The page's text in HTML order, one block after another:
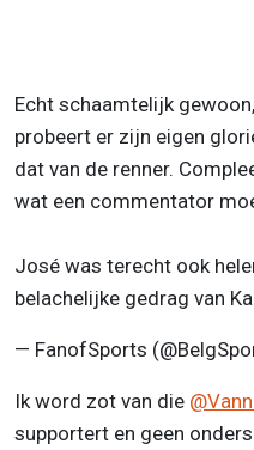
Echt schaamtelijk
probeert er zijn eigen
dat van de renner.
wat een commentator
José was terecht ook
belachelijke gedrag van
— FanofSports
Ik word zot van die
supportert en geen